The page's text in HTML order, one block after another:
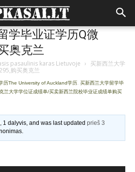
学毕业证学历Q微
奥克兰
pasaulinis karas Lietuvoje › 买新西兰大学
购买奥克兰
历The University of Auckland学历 买新西兰大学留学毕
兰大学学位证成绩单/买卖新西兰院校毕业证成绩单购买
1 dalyvis, and was last updatedprieš 3
.